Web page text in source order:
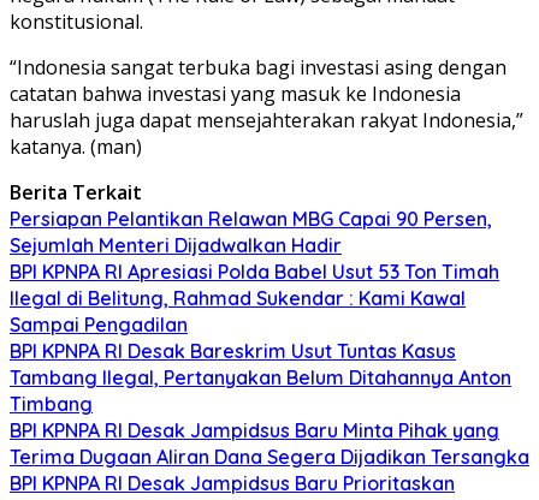
konstitusional.
“Indonesia sangat terbuka bagi investasi asing dengan
catatan bahwa investasi yang masuk ke Indonesia
haruslah juga dapat mensejahterakan rakyat Indonesia,”
katanya. (man)
Berita Terkait
Persiapan Pelantikan Relawan MBG Capai 90 Persen,
Sejumlah Menteri Dijadwalkan Hadir
BPI KPNPA RI Apresiasi Polda Babel Usut 53 Ton Timah
Ilegal di Belitung, Rahmad Sukendar : Kami Kawal
Sampai Pengadilan
BPI KPNPA RI Desak Bareskrim Usut Tuntas Kasus
Tambang Ilegal, Pertanyakan Belum Ditahannya Anton
Timbang
BPI KPNPA RI Desak Jampidsus Baru Minta Pihak yang
Terima Dugaan Aliran Dana Segera Dijadikan Tersangka
BPI KPNPA RI Desak Jampidsus Baru Prioritaskan